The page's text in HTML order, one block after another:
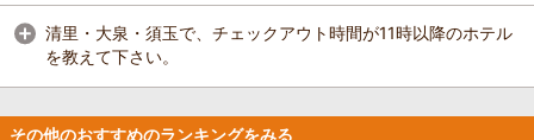
清里・大泉・須玉で、チェックアウト時間が11時以降のホテル
を教えて下さい。
その他のおすすめのランキングをみる